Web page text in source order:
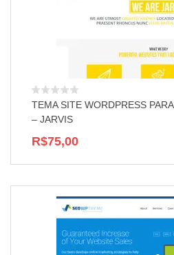
TEMA SITE WORDPRESS
– JARVIS
R$75,00